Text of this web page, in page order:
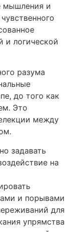
мышления и
и логической
разума
до того как
Это
между
задавать
на
и порывами
для
упрямства